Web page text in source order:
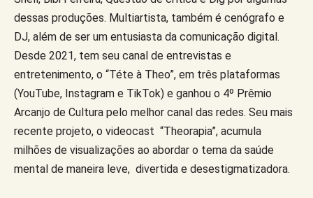
dessas produções. Multiartista, também é cenógrafo e
DJ, além de ser um entusiasta da comunicação digital.
Desde 2021, tem seu canal de entrevistas e
entretenimento, o “Téte à Theo”, em três plataformas
(YouTube, Instagram e TikTok) e ganhou o 4º Prêmio
Arcanjo de Cultura pelo melhor canal das redes. Seu mais
recente projeto, o videocast “Theorapia”, acumula
milhões de visualizações ao abordar o tema da saúde
mental de maneira leve, divertida e desestigmatizadora.